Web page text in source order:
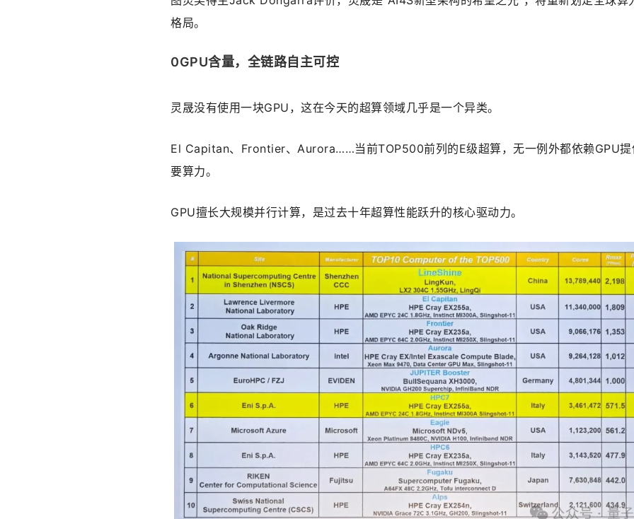
格局。
0GPU含量，全链路自主可控
灵晟没有使用一块GPU，这在今天的超算领域几乎是一个异类。
El Capitan、Frontier、Aurora……当前TOP500前列的E级超算，无一例外都依赖GPU提
要算力。
GPU擅长大规模并行计算，是过去十年超算性能跃升的核心驱动力。